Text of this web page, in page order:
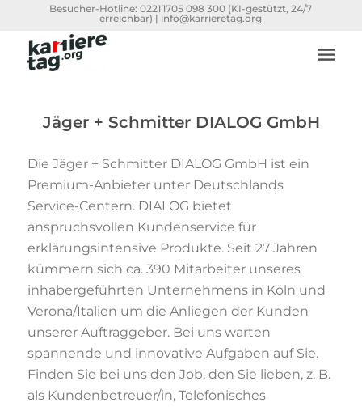
Besucher-Hotline:0221 1705 098 300 (KI-gestützt, 24/7
erreichbar) | info@karrieretag.org
Jäger + Schmitter DIALOG GmbH
Die Jäger + Schmitter DIALOG GmbH ist ein
Premium-Anbieter unter Deutschlands
Service-Centern. DIALOG bietet
anspruchsvollen Kundenservice für
erklärungsintensive Produkte. Seit 27 Jahren
kümmern sich ca. 390 Mitarbeiter unseres
inhabergeführten Unternehmens in Köln und
Verona/Italien um die Anliegen der Kunden
unserer Auftraggeber. Bei uns warten
spannende und innovative Aufgaben auf Sie.
Finden Sie bei uns den Job, den Sie lieben, z. B.
als Kundenbetreuer/in, Telefonisches